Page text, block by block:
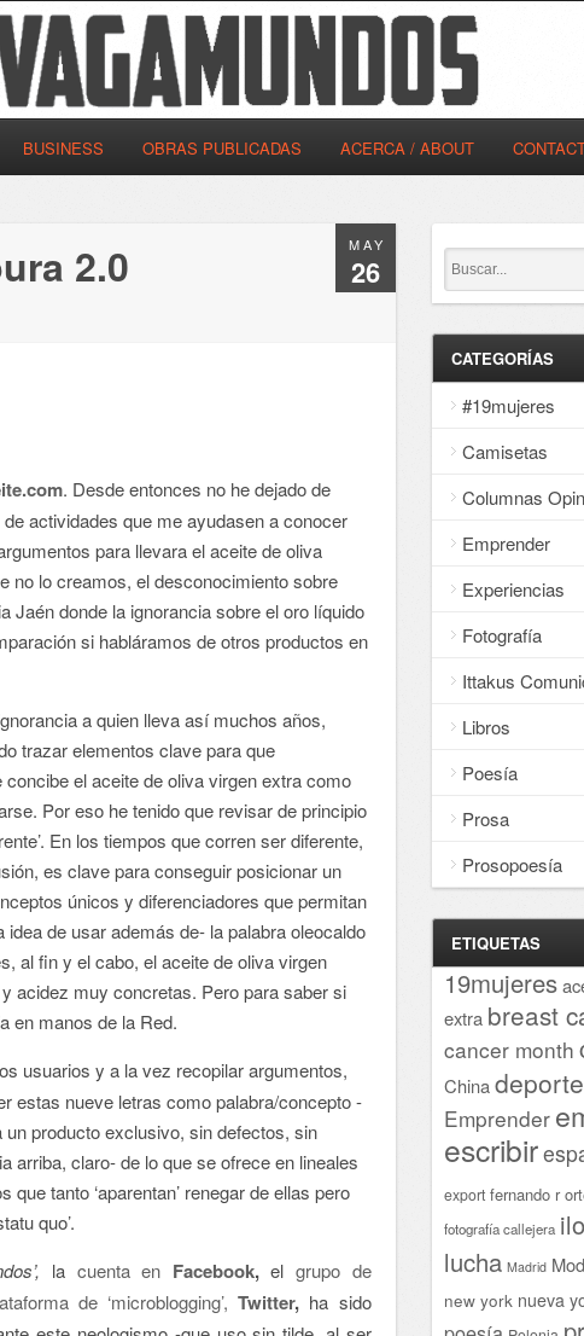
BUSINESS OBRAS PUBLICADAS ACERCA / ABOUT
MAY
26
2.0
. Desde entonces no he dejado de
actividades que me ayudasen a conocer
para llevara el aceite de oliva
no lo creamos, el desconocimiento sobre
Jaén donde la ignorancia sobre el oro líquido
si habláramos de otros productos en
a quien lleva así muchos años,
trazar elementos clave para que
el aceite de oliva virgen extra como
Por eso he tenido que revisar de principio
En los tiempos que corren ser diferente,
es clave para conseguir posicionar un
únicos y diferenciadores que permitan
de usar además de- la palabra oleocaldo
al fin y el cabo, el aceite de oliva virgen
acidez muy concretas. Pero para saber si
en manos de la Red.
usuarios y a la vez recopilar argumentos,
estas nueve letras como palabra/concepto -
producto exclusivo, sin defectos, sin
arriba, claro- de lo que se ofrece en lineales
tanto ‘aparentan’ renegar de ellas pero
quo’.
la cuenta en Facebook,elgrupo de
de ‘microblogging’,Twitter, ha sido
CATEGORÍAS
#19mujeres
Camisetas
Columnas
Emprender
Experiencias
Fotografía
Ittakus
Libros
Poesía
Prosa
Prosopoesía
ETIQUETAS
19mujeres
extra breast
cancer month
Chinadeporte
Emprender
escribir
export fernando r
fotografía callejera
lucha Madrid
new york nueva